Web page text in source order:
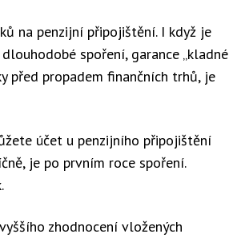
na penzijní připojištění. I když je
spoření, garance „kladné
před propadem finančních trhů, je
účet u penzijního připojištění
je po prvním roce spoření.
zhodnocení vložených